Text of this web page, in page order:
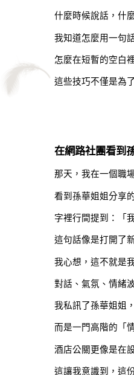
什麼時候說話，什
我知道怎麼用一句
怎麼在短暫的空白
這些技巧不僅是為
在網路社團看到
那天，我在一個職
看到孫華姐姐分享
字裡行間提到：「
這句話像是打開了
我心想，這不就是
對話、氣氛、情緒
我私訊了孫華姐姐
而是一門高階的「
酒店公關更像是在
這讓我意識到，這